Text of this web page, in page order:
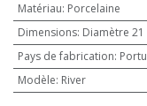
Matériau: Porcelaine
Dimensions: Diamètre 21
Pays de fabrication:
Modèle: River